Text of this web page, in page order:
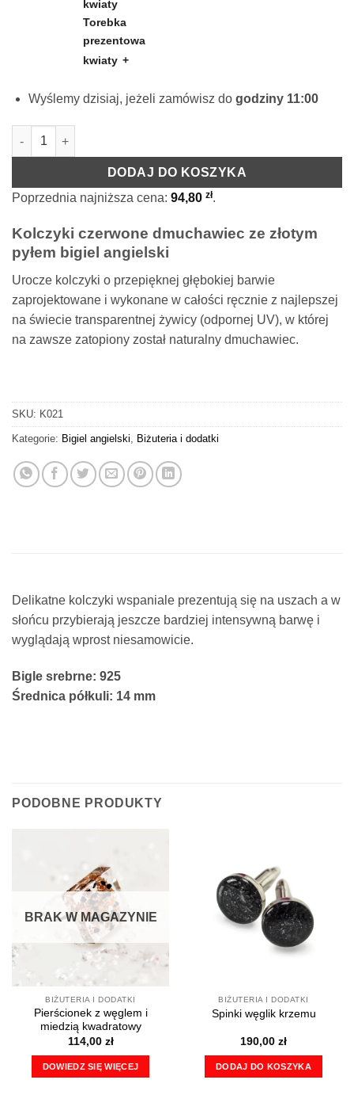
Torebka
prezentowa
kwiaty +
Wyślemy dzisiaj, jeżeli zamówisz do godziny 11:00
ilość Kolczyki z dmuchawcem i złotym pyłem czerwone bigiel
DODAJ DO KOSZYKA
Poprzednia najniższa cena: 94,80 zł.
Kolczyki czerwone dmuchawiec ze złotym
pyłem bigiel angielski
Urocze kolczyki o przepięknej głębokiej barwie
zaprojektowane i wykonane w całości ręcznie z najlepszej
na świecie transparentnej żywicy (odpornej UV), w której
na zawsze zatopiony został naturalny dmuchawiec.
SKU: K021
Kategorie: Bigiel angielski, Biżuteria i dodatki
Delikatne kolczyki wspaniale prezentują się na uszach a w
słońcu przybierają jeszcze bardziej intensywną barwę i
wyglądają wprost niesamowicie.
Bigle srebrne: 925
Średnica półkuli: 14 mm
PODOBNE PRODUKTY
BRAK W MAGAZYNIE
BIŻUTERIA I DODATKI
Pierścionek z węglem i
miedzią kwadratowy
114,00 zł
DOWIEDZ SIĘ WIĘCEJ
BIŻUTERIA I DODATKI
Spinki węglik krzemu
190,00 zł
DODAJ DO KOSZYKA